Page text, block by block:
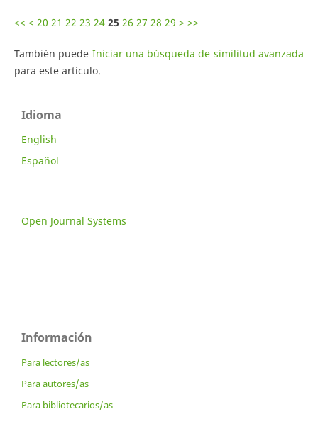
<< < 20 21 22 23 24 25 26 27 28 29 > >>
También puede Iniciar una búsqueda de similitud avanzada
para este artículo.
Idioma
English
Español
Open Journal Systems
Información
Para lectores/as
Para autores/as
Para bibliotecarios/as